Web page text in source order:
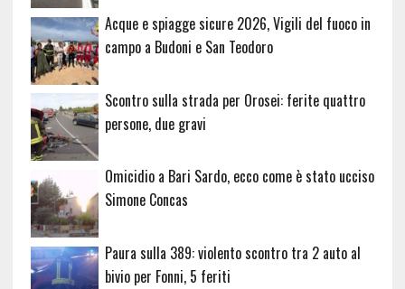
Acque e spiagge sicure 2026, Vigili del fuoco in
campo a Budoni e San Teodoro
Scontro sulla strada per Orosei: ferite quattro
persone, due gravi
Omicidio a Bari Sardo, ecco come è stato ucciso
Simone Concas
Paura sulla 389: violento scontro tra 2 auto al
bivio per Fonni, 5 feriti